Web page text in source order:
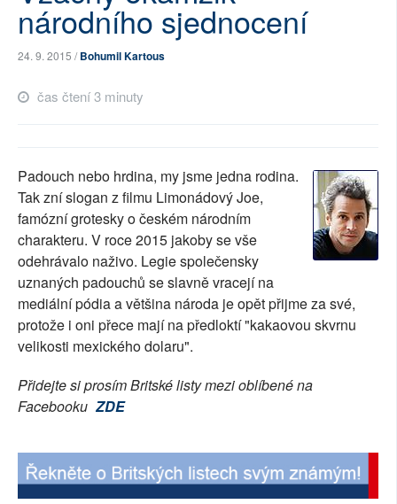
SOCIÁLNÍ SÍTĚ
RUBRIKY
PLNÁ VERZE STRÁNEK
národního sjednocení
24. 9. 2015 /Bohumil Kartous
čas čtení 3 minuty
Padouch nebo hrdina, my jsme jedna rodina.
Tak zní slogan z filmu Limonádový Joe,
famózní grotesky o českém národním
charakteru. V roce 2015 jakoby se vše
odehrávalo naživo. Legie společensky
uznaných padouchů se slavně vracejí na
mediální pódia a většina národa je opět přijme za své,
protože i oni přece mají na předloktí "kakaovou skvrnu
velikosti mexického dolaru".
Přidejte si prosím Britské listy mezi oblíbené na
Facebooku ZDE